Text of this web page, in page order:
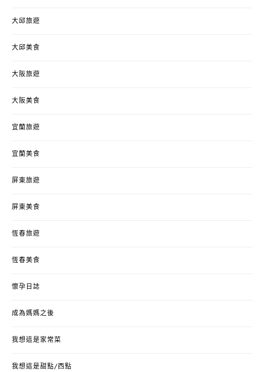
大邱旅遊
大邱美食
大阪旅遊
大阪美食
宜蘭旅遊
宜蘭美食
屏東旅遊
屏東美食
恆春旅遊
恆春美食
懷孕日誌
成為媽媽之後
我想這是家常菜
我想這是甜點/西點